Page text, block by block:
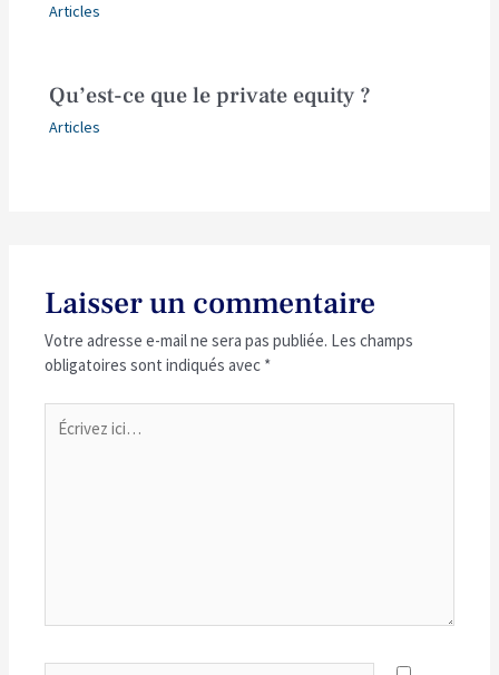
Articles
Qu’est-ce que le private equity ?
Articles
Laisser un commentaire
Votre adresse e-mail ne sera pas publiée. Les champs
obligatoires sont indiqués avec *
ici…